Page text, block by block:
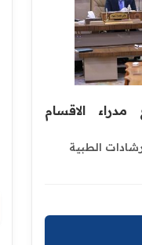
الاقسام
الطبية